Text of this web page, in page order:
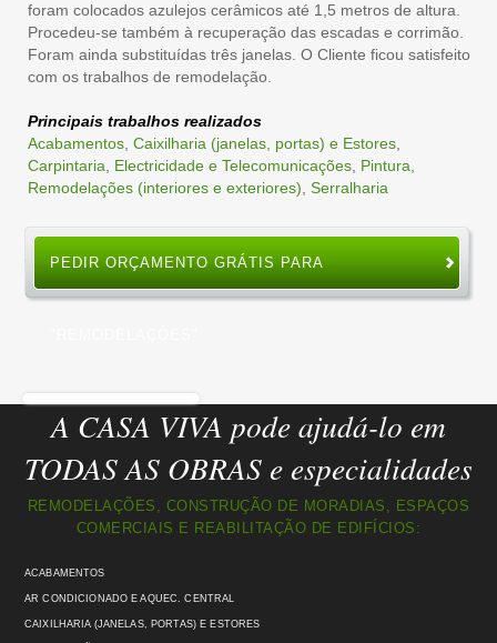
foram colocados azulejos cerâmicos até 1,5 metros de altura.
Procedeu-se também à recuperação das escadas e corrimão.
Foram ainda substituídas três janelas. O Cliente ficou satisfeito
com os trabalhos de remodelação.
Principais trabalhos realizados
Acabamentos Caixilharia (janelas, portas) e Estores
Carpintaria
Electricidade e Telecomunicações Pintura
Remodelações (interiores e exteriores) Serralharia
PEDIR ORÇAMENTO GRÁTIS PARA
A CASA VIVA pode ajudá-lo em
TODAS AS OBRAS e especialidades
REMODELAÇÕES, CONSTRUÇÃO DE MORADIAS, ESPAÇOS
COMERCIAIS E REABILITAÇÃO DE EDIFÍCIOS:
ACABAMENTOS
AR CONDICIONADO E AQUEC. CENTRAL
CAIXILHARIA (JANELAS, PORTAS) E ESTORES